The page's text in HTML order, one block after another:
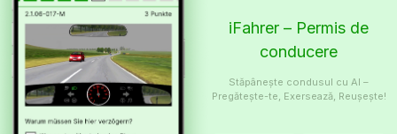
iFahrer – Permis de
conducere
Stăpânește condusul cu AI –
Pregătește-te, Exersează, Reușește!